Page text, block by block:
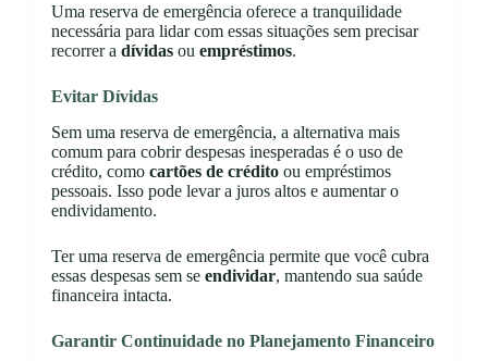
Uma reserva de emergência oferece a tranquilidade
necessária para lidar com essas situações sem precisar
recorrer a dívidasou empréstimos.
Evitar Dívidas
Sem uma reserva de emergência, a alternativa mais
comum para cobrir despesas inesperadas é o uso de
crédito, como cartões de créditoou empréstimos
pessoais. Isso pode levar a juros altos e aumentar o
endividamento.
Ter uma reserva de emergência permite que você cubra
essas despesas sem se endividar, mantendo sua saúde
financeira intacta.
Garantir Continuidade no Planejamento Financeiro